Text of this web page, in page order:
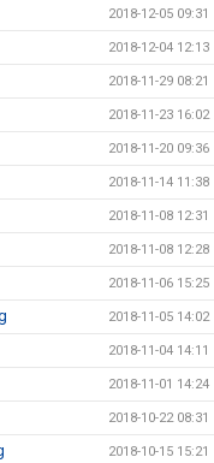
2018-12-05 09:31
2018-12-04 12:13
2018-11-29 08:21
2018-11-23 16:02
2018-11-20 09:36
2018-11-14 11:38
2018-11-08 12:31
2018-11-08 12:28
2018-11-06 15:25
2018-11-05 14:02
2018-11-04 14:11
2018-11-01 14:24
2018-10-22 08:31
2018-10-15 15:21